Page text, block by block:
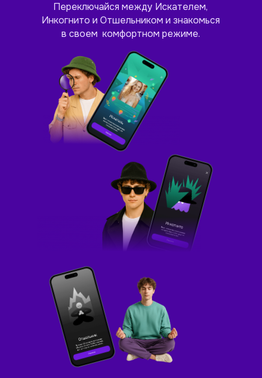
Переключайся между Искателем,
Инкогнито и Отшельником и знакомься
в своем комфортном режиме.